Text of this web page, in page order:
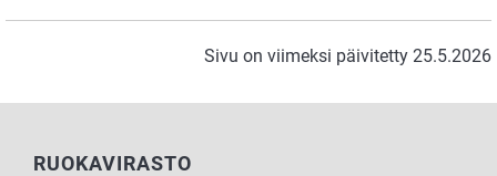
Sivu on viimeksi päivitetty 25.5.2026
RUOKAVIRASTO